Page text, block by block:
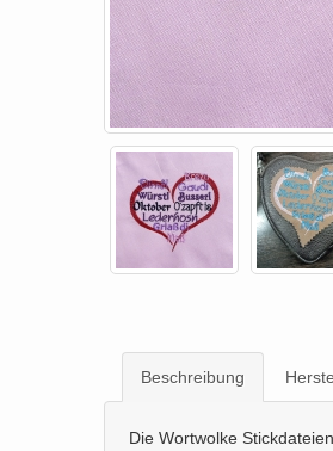
Beschreibung
Die Wortwolke